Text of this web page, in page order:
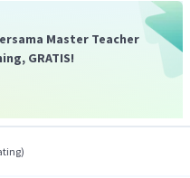
D.
Master Teacher
GRATIS!
)